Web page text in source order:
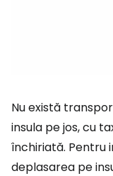
Nu există
insula pe jos, cu
închiriată. Pentru
deplasarea pe